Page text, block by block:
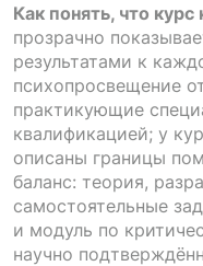
Как понять, что
прозрачно
результатами к
психопросвещение
практикующие
квалификацией; у
описаны границы
баланс: теория,
самостоятельные
и модуль по
научно